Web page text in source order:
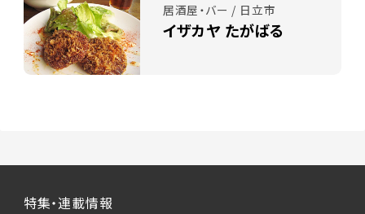
居酒屋・バー / 日立市
イザカヤ たがばる
特集・連載情報